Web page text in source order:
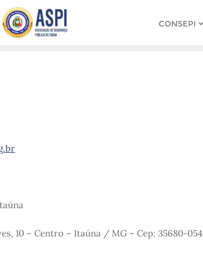
CONSEPI
10 – Centro – Itaúna / MG – Cep: 35680-054